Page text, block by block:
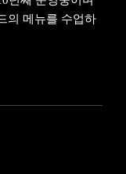
의 메뉴를 수업하